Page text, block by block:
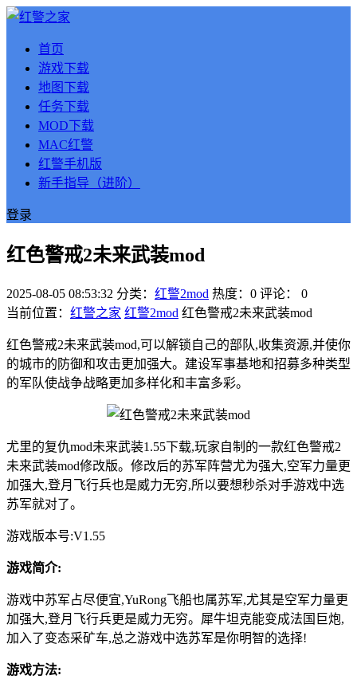
首页
游戏下载
地图下载
任务下载
MOD下载
MAC红警
红警手机版
新手指导（进阶）
登录
红色警戒2未来武装mod
2025-08-05 08:53:32 分类： 红警2mod 热度：0 评论：
0
当前位置： 红警之家 红警2mod 红色警戒2未来武装mod
红色警戒2未来武装mod,可以解锁自己的部队,收集资源,并使你
的城市的防御和攻击更加强大。建设军事基地和招募多种类型
的军队使战争战略更加多样化和丰富多彩。
尤里的复仇mod未来武装1.55下载,玩家自制的一款红色警戒2
未来武装mod修改版。修改后的苏军阵营尤为强大,空军力量更
加强大,登月飞行兵也是威力无穷,所以要想秒杀对手游戏中选
苏军就对了。
游戏版本号:V1.55
游戏简介:
游戏中苏军占尽便宜,YuRong飞船也属苏军,尤其是空军力量更
加强大,登月飞行兵更是威力无穷。犀牛坦克能变成法国巨炮,
加入了变态采矿车,总之游戏中选苏军是你明智的选择!
游戏方法: